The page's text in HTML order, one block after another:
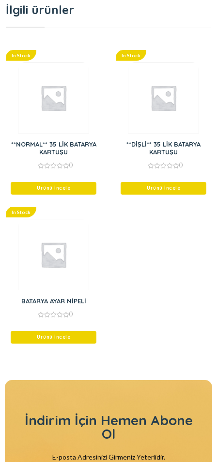
İlgili ürünler
In Stock
**NORMAL** 35 LİK BATARYA
KARTUŞU
of
0
Ürünü İncele
In Stock
**DİŞLİ** 35 LİK BATARYA
KARTUŞU
of
0
Ürünü İncele
In Stock
BATARYA AYAR NİPELİ
of
0
Ürünü İncele
İndirim İçin Hemen Abone
Ol
E-posta Adresinizi Girmeniz Yeterlidir.